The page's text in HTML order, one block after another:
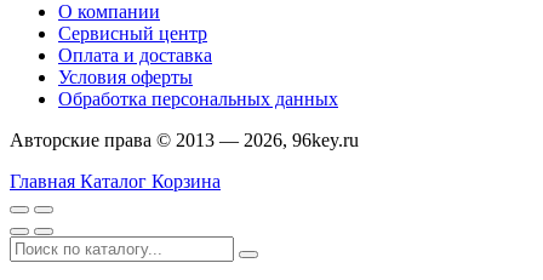
О компании
Сервисный центр
Оплата и доставка
Условия оферты
Обработка персональных данных
Авторские права © 2013 — 2026, 96key.ru
Главная Каталог Корзина